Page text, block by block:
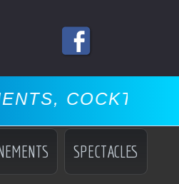
MISS,
SPECTACLES